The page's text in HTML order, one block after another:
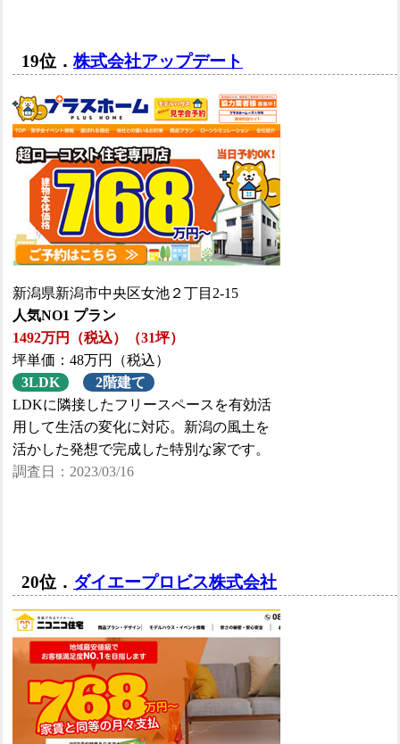
19位．株式会社アップデート
新潟県新潟市中央区女池２丁目2-15
人気NO1 プラン
1492万円（税込）（31坪）
坪単価：48万円（税込）
3LDK
2階建て
LDKに隣接したフリースペースを有効活
用して生活の変化に対応。新潟の風土を
活かした発想で完成した特別な家です。
調査日：2023/03/16
20位． ダイエープロビス株式会社